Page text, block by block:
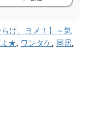
らけ、ヨメ！】～気
よ★, ワンタケ, 同居,